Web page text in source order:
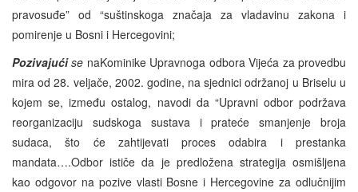
pravosuđe” od “suštinskoga značaja za vladavinu zakona i
pomirenje u Bosni i Hercegovini;
Pozivajućise naKominike Upravnoga odbora Vijeća za provedbu
mira od 28. veljače, 2002. godine, na sjednici održanoj u Briselu u
kojem se, između ostalog, navodi da “Upravni odbor podržava
reorganizaciju sudskoga sustava i prateće smanjenje broja
sudaca, što će zahtijevati proces odabira i prestanka
mandata….Odbor ističe da je predložena strategija osmišljena
kao odgovor na pozive vlasti Bosne i Hercegovine za odlučnijim